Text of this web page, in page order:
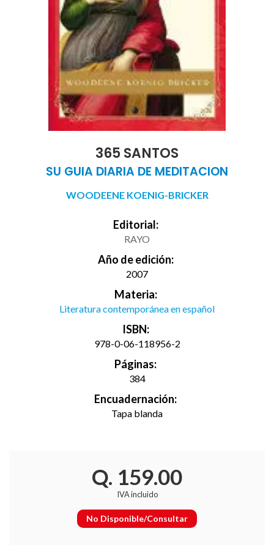
365 SANTOS
SU GUIA DIARIA DE MEDITACION
WOODEENE KOENIG-BRICKER
Editorial:
RAYO
Año de edición:
2007
Materia:
Literatura contemporánea en español
ISBN:
978-0-06-118956-2
Páginas:
384
Encuadernación:
Tapa blanda
Q. 159.00
IVA incluido
No Disponible/Consultar